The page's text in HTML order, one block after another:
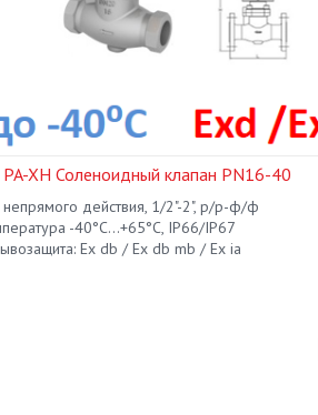
PA-XH Соленоидный клапан PN16-40
действия, 1/2"-2", р/р-ф/ф
-40°С...+65°С, IP66/IP67
Ех db / Ex db mb / Ex ia